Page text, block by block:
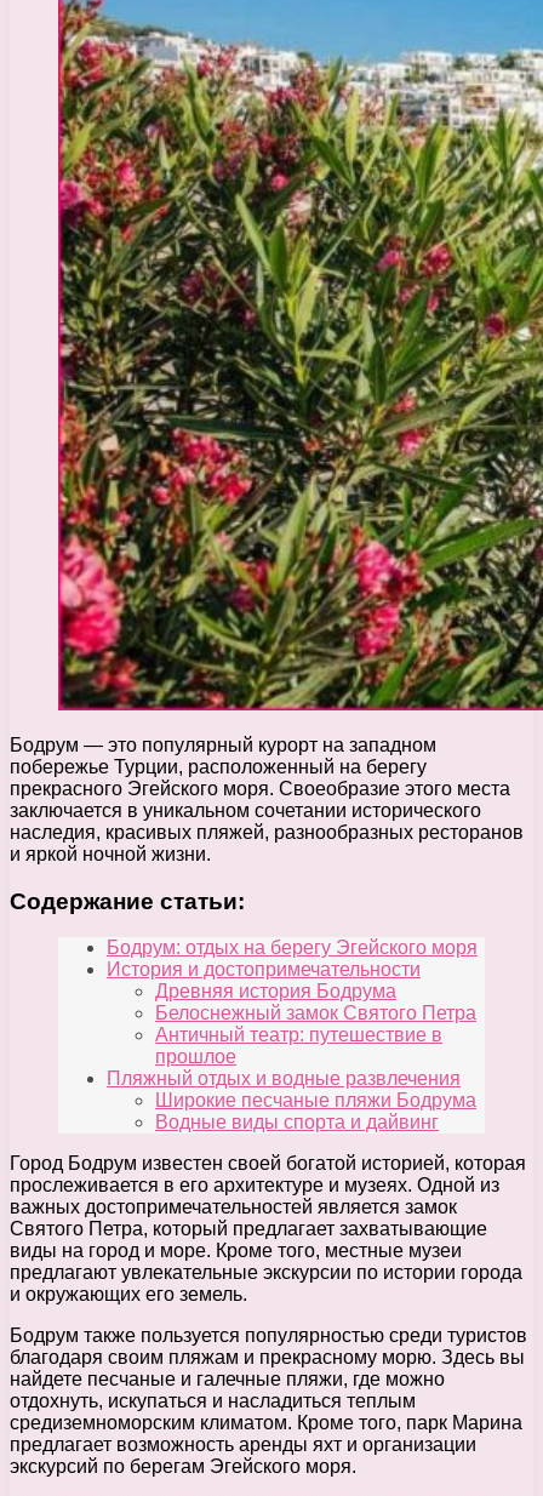
Бодрум — это популярный курорт на западном
побережье Турции, расположенный на берегу
прекрасного Эгейского моря. Своеобразие этого места
заключается в уникальном сочетании исторического
наследия, красивых пляжей, разнообразных ресторанов
и яркой ночной жизни.
Содержание статьи:
Бодрум: отдых на берегу Эгейского моря
История и достопримечательности
Древняя история Бодрума
Белоснежный замок Святого Петра
Античный театр: путешествие в
прошлое
Пляжный отдых и водные развлечения
Широкие песчаные пляжи Бодрума
Водные виды спорта и дайвинг
Город Бодрум известен своей богатой историей, которая
прослеживается в его архитектуре и музеях. Одной из
важных достопримечательностей является замок
Святого Петра, который предлагает захватывающие
виды на город и море. Кроме того, местные музеи
предлагают увлекательные экскурсии по истории города
и окружающих его земель.
Бодрум также пользуется популярностью среди туристов
благодаря своим пляжам и прекрасному морю. Здесь вы
найдете песчаные и галечные пляжи, где можно
отдохнуть, искупаться и насладиться теплым
средиземноморским климатом. Кроме того, парк Марина
предлагает возможность аренды яхт и организации
экскурсий по берегам Эгейского моря.